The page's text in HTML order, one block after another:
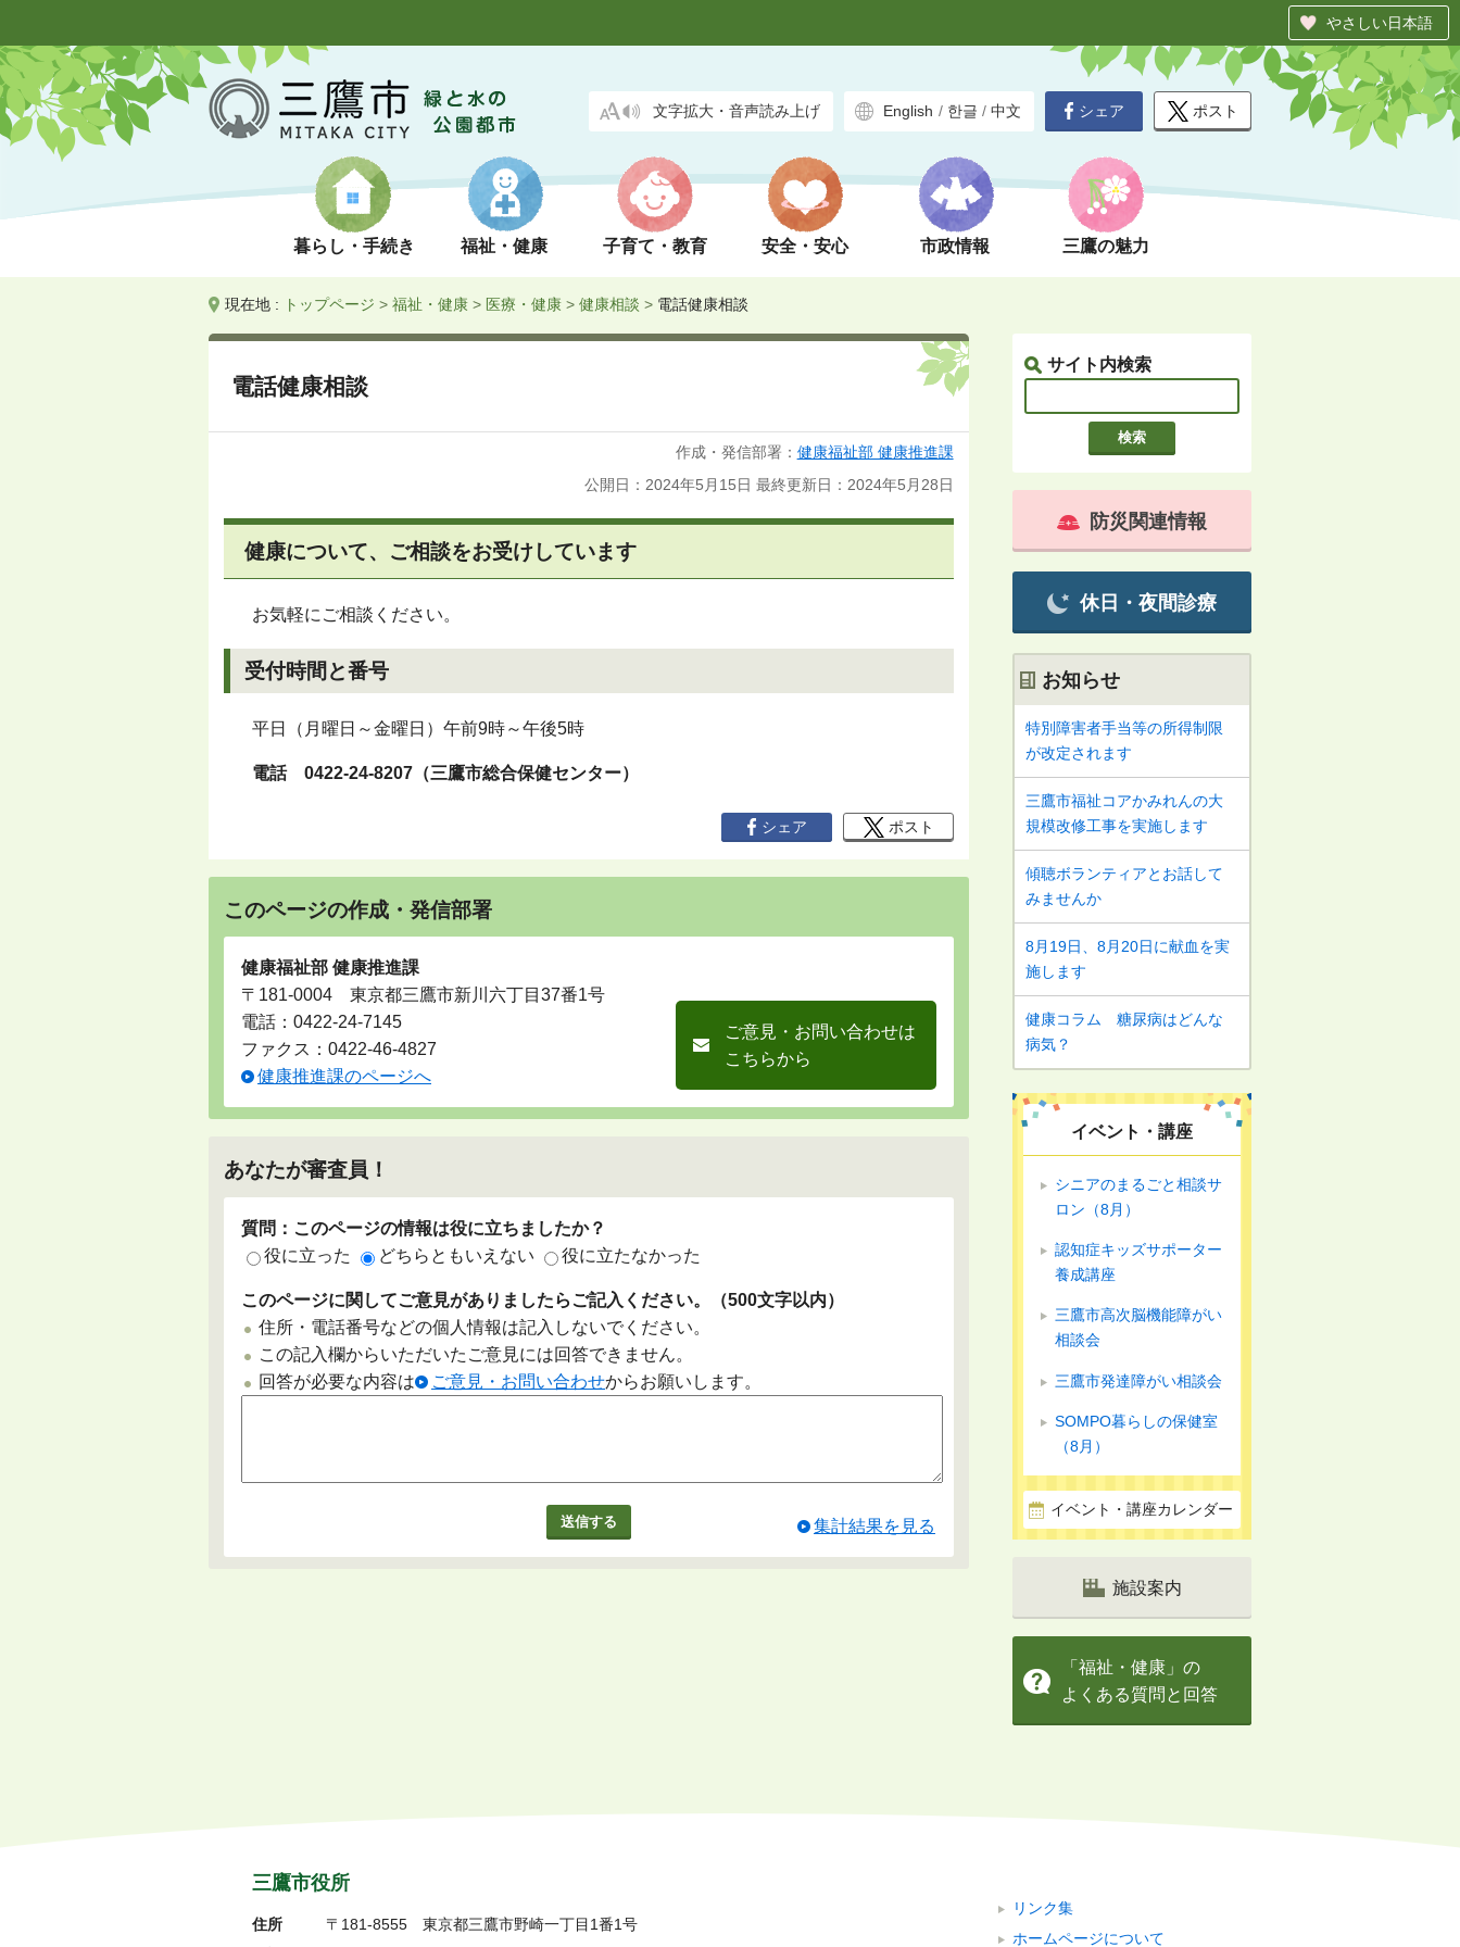
やさしい日本語
文字拡大・音声読み上げ English / 한글 / 中文
暮らし・手続き 福祉・健康 子育て・教育 安全・安心 市政情報 三鷹の魅力
シェア ポスト
現在地 : トップページ > 福祉・健康 > 医療・健康 > 健康相談 > 電話健康相談
サイト内検索
電話健康相談
作成・発信部署： 健康福祉部 健康推進課
公開日：2024年5月15日 最終更新日：2024年5月28日
健康について、ご相談をお受けしています
お気軽にご相談ください。
受付時間と番号
平日（月曜日～金曜日）午前9時～午後5時
電話 0422-24-8207 （三鷹市総合保健センター）
シェア ポスト
このページの作成・発信部署
健康福祉部 健康推進課
〒181-0004 東京都三鷹市新川六丁目37番1号
電話： 0422-24-7145
ファクス：0422-46-4827
健康推進課のページへ
ご意見・お問い合わせは
こちらから
あなたが審査員！
質問：このページの情報は役に立ちましたか？
役に立った
どちらともいえない 役に立たなかった
このページに関してご意見がありましたらご記入ください。（500文字以内）
住所・電話番号などの個人情報は記入しないでください。
この記入欄からいただいたご意見には回答できません。
回答が必要な内容は
ご意見・お問い合わせからお願いします。
集計結果を見る
防災関連情報
休日・夜間診療
お知らせ
特別障害者手当等の所得制限
が改定されます
三鷹市福祉コアかみれんの大
規模改修工事を実施します
傾聴ボランティアとお話して
みませんか
8月19日、8月20日に献血を実
施します
健康コラム 糖尿病はどんな
病気？
イベント・講座
シニアのまるごと相談サ
ロン（8月）
認知症キッズサポーター
養成講座
三鷹市高次脳機能障がい
相談会
三鷹市発達障がい相談会
SOMPO暮らしの保健室
（8月）
イベント・講座カレンダー
施設案内
「福祉・健康」の
よくある質問と回答
リンク集
ホームページについて
三鷹市役所
住所 〒181-8555 東京都三鷹市野崎一丁目1番1号